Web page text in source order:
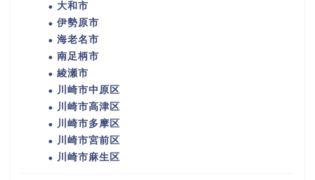
大和市
伊勢原市
海老名市
南足柄市
綾瀬市
川崎市中原区
川崎市高津区
川崎市多摩区
川崎市宮前区
川崎市麻生区